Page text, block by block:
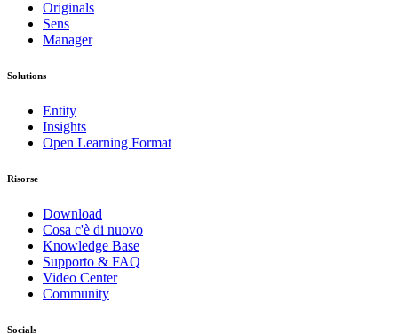
Originals
Sens
Manager
Solutions
Entity
Insights
Open Learning Format
Risorse
Download
Cosa c'è di nuovo
Knowledge Base
Supporto & FAQ
Video Center
Community
Socials